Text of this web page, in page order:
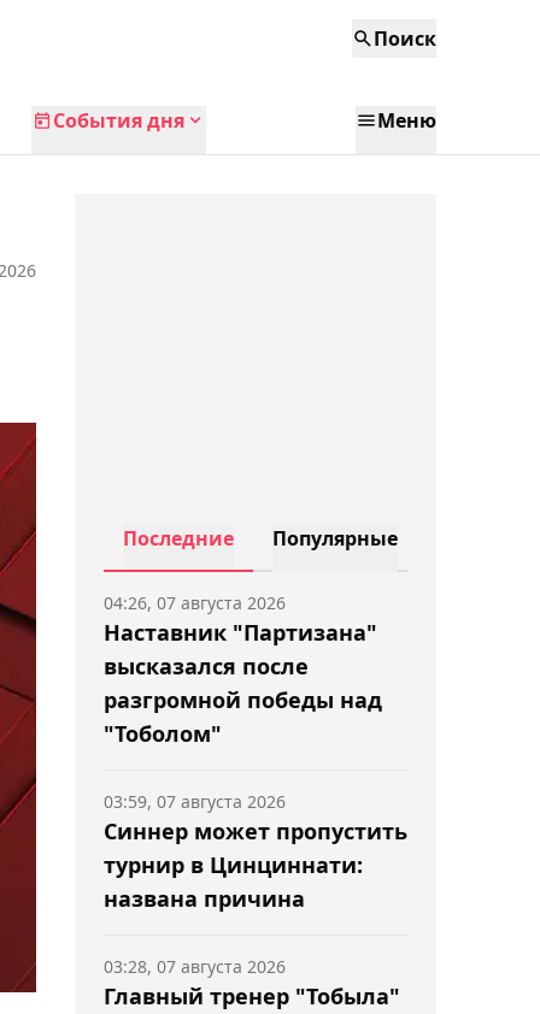
Поиск
События дня Меню
Последние Популярные
Наставник "Партизана"
высказался после
разгромной победы над
"Тоболом"
04:26, 07 августа 2026
Синнер может пропустить
турнир в Цинциннати:
названа причина
03:59, 07 августа 2026
Главный тренер "Тобыла"
03:28, 07 августа 2026